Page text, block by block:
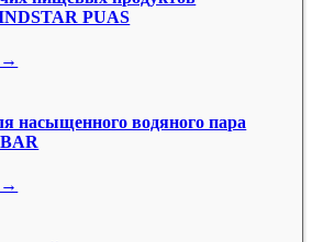
PUAS
→
насыщенного водяного пара
→